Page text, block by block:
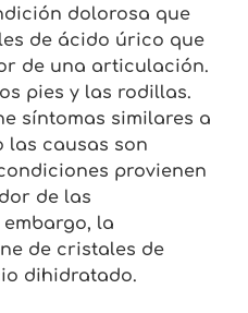
dolorosa que
de ácido úrico que
de una articulación.
pies y las rodillas.
síntomas similares a
las causas son
provienen
de las
la
de cristales de
dihidratado.